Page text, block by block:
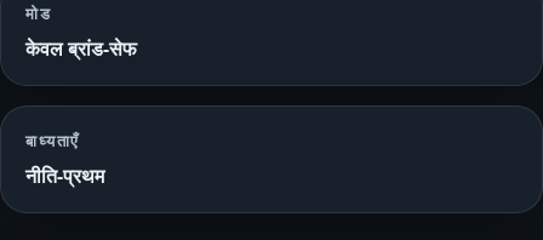
मोड
केवल ब्रांड-सेफ
बाध्यताएँ
नीति-प्रथम